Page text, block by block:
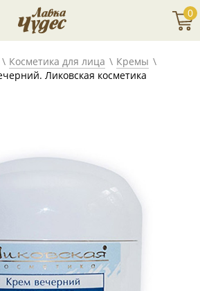
0
Косметика для лица
Кремы
Ликовская косметика